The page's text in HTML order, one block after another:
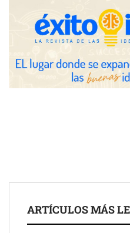
Nicols presenta seis modelos
eclipse solar del 12 de agosto
Zoomex mejora su Strategy
avanzadas para trading
ARTÍCULOS MÁS